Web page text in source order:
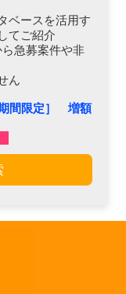
ベースを活用す
てご紹介
急募案件や非
ん
間限定］ 増額